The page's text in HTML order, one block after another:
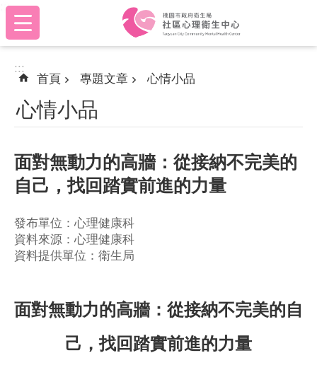
跳到主要內容區塊
:::
:::
首頁 專題文章 心情小品
心情小品
面對無動力的高牆：從接納不完美的
自己，找回踏實前進的力量
發布單位：心理健康科
資料來源：心理健康科
資料提供單位：衛生局
面對無動力的高牆：從接納不完美的自
己，找回踏實前進的力量